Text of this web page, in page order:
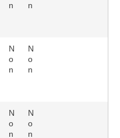
n
n
N
o
n
N
o
n
N
o
n
N
o
n